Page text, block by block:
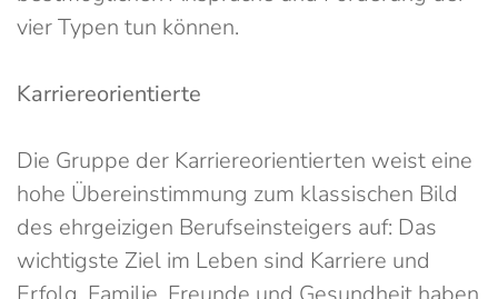
vier Typen tun können.
Karriereorientierte
Die Gruppe der Karriereorientierten weist eine
hohe Übereinstimmung zum klassischen Bild
des ehrgeizigen Berufseinsteigers auf: Das
wichtigste Ziel im Leben sind Karriere und